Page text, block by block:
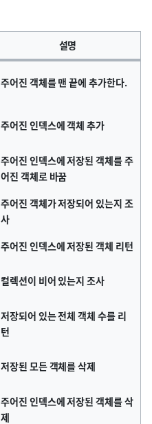
설명
주어진 객체를 맨 끝에 추가한다.
주어진 인덱스에 객체 추가
주어진 인덱스에 저장된 객체를 주
어진 객체로 바꿈
주어진 객체가 저장되어 있는지 조
사
주어진 인덱스에 저장된 객체 리턴
컬렉션이 비어 있는지 조사
저장되어 있는 전체 객체 수를 리
턴
저장된 모든 객체를 삭제
주어진 인덱스에 저장된 객체를 삭
제